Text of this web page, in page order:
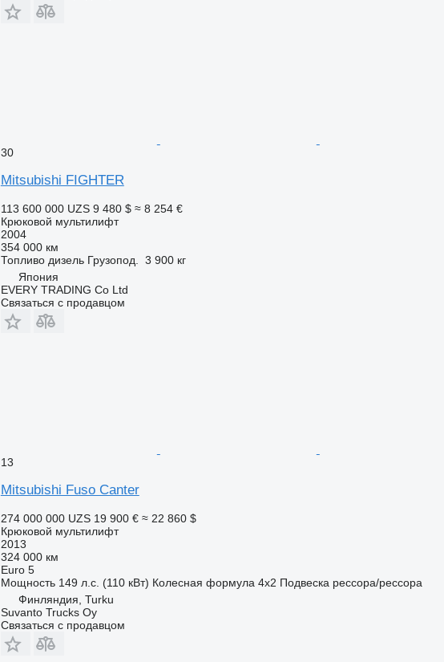
30
Mitsubishi FIGHTER
113 600 000 UZS 9 480 $ ≈ 8 254 €
Крюковой мультилифт
2004
354 000 км
Топливо дизель Грузопод.
3 900 кг
Япония
EVERY TRADING Co Ltd
Связаться с продавцом
13
Mitsubishi Fuso Canter
274 000 000 UZS 19 900 € ≈ 22 860 $
Крюковой мультилифт
2013
324 000 км
Euro 5
Мощность 149 л.с. (110 кВт) Колесная формула 4x2 Подвеска рессора/рессора
Финляндия, Turku
Suvanto Trucks Oy
Связаться с продавцом